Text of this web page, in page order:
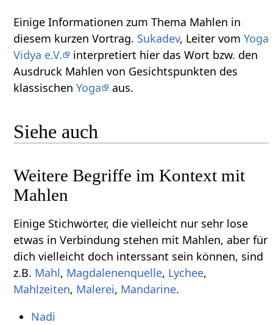
Einige Informationen zum Thema Mahlen‏‎ in
diesem kurzen Vortrag. Sukadev, Leiter vomYoga
Vidya e.V.
interpretiert hier das Wort bzw. den
Ausdruck Mahlen‏‎ von Gesichtspunkten des
klassischenYoga aus.
Siehe auch
Weitere Begriffe im Kontext mit
Einige Stichwörter, die vielleicht nur sehr lose
etwas in Verbindung stehen mit Mahlen‏‎, aber für
dich vielleicht doch interssant sein können, sind
z.B.
, ,
,
, ,
.
Nadi